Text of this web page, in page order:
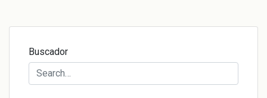
Buscador